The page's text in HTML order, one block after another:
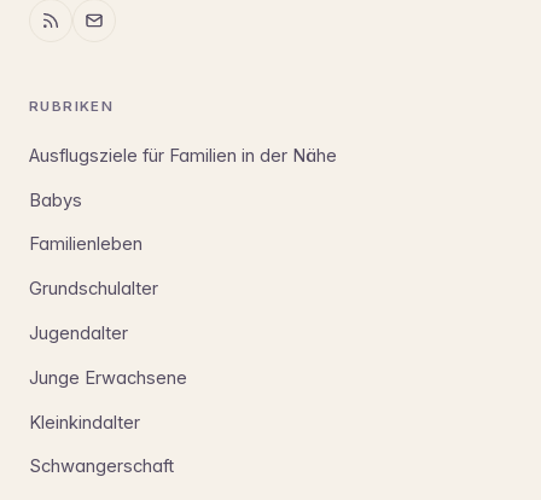
RUBRIKEN
Ausflugsziele für Familien in der Nähe
Babys
Familienleben
Grundschulalter
Jugendalter
Junge Erwachsene
Kleinkindalter
Schwangerschaft